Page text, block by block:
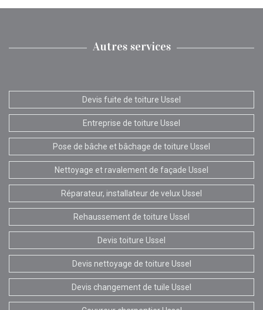
Autres services
Devis fuite de toiture Ussel
Entreprise de toiture Ussel
Pose de bâche et bâchage de toiture Ussel
Nettoyage et ravalement de façade Ussel
Réparateur, installateur de velux Ussel
Rehaussement de toiture Ussel
Devis toiture Ussel
Devis nettoyage de toiture Ussel
Devis changement de tuile Ussel